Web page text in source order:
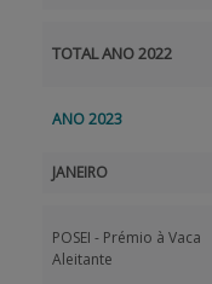
TOTAL ANO 2022
ANO 2023
JANEIRO
POSEI - Prémio à Vaca
Aleitante